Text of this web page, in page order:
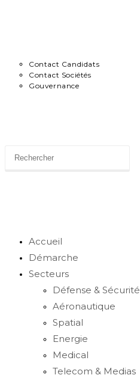
Contact Candidats
Contact Sociétés
Gouvernance
search
Accueil
Démarche
Secteurs
Défense & Sécurité
Aéronautique
Spatial
Energie
Medical
Telecom & Medias